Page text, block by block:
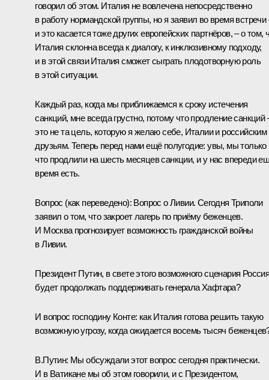
говорил об этом. Италия не вовлечена непосредственно
в работу нормандской группы, но я заявил во время встречи
и это касается тоже других европейских партнёров, – о том,
Италия склонна всегда к диалогу, к инклюзивному подходу,
и в этой связи Италия сможет сыграть плодотворную роль
в этой ситуации.
Каждый раз, когда мы приближаемся к сроку истечения
санкций, мне всегда грустно, потому что продление санкций
это не та цель, которую я желаю себе, Италии и российским
друзьям. Теперь перед нами ещё полугодие: увы, мы только
что продлили на шесть месяцев санкции, и у нас впереди
время есть.
Вопрос (как переведено): Вопрос о Ливии. Сегодня Триполи
заявил о том, что закроет лагерь по приёму беженцев.
И Москва прогнозирует возможность гражданской войны
в Ливии.
Президент Путин, в свете этого возможного сценария
будет продолжать поддерживать генерала Хафтара?
И вопрос господину Конте: как Италия готова решить такую
возможную угрозу, когда ожидается восемь тысяч
В.Путин: Мы обсуждали этот вопрос сегодня практически.
И в Ватикане мы об этом говорили, и с Президентом,